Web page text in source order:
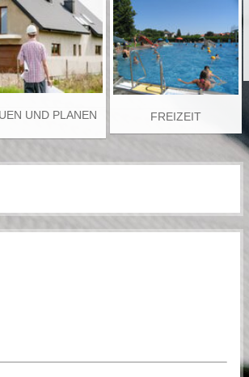
UND PLANEN FREIZEIT